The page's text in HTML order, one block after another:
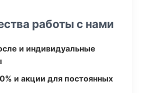
работы с нами
и индивидуальные
и акции для постоянных